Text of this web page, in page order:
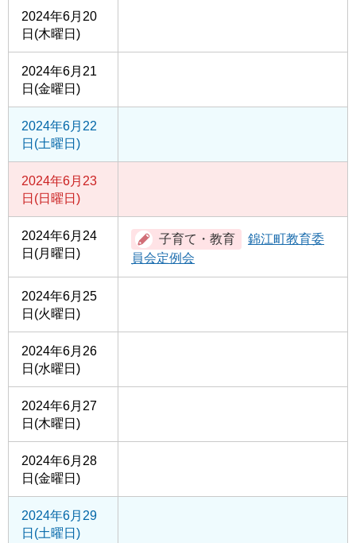
2024年6月20
日(木曜日)
2024年6月21
日(金曜日)
2024年6月22
日(土曜日)
2024年6月23
日(日曜日)
2024年6月24
日(月曜日)
錦江町教育委
員会定例会
2024年6月25
日(火曜日)
2024年6月26
日(水曜日)
2024年6月27
日(木曜日)
2024年6月28
日(金曜日)
2024年6月29
日(土曜日)